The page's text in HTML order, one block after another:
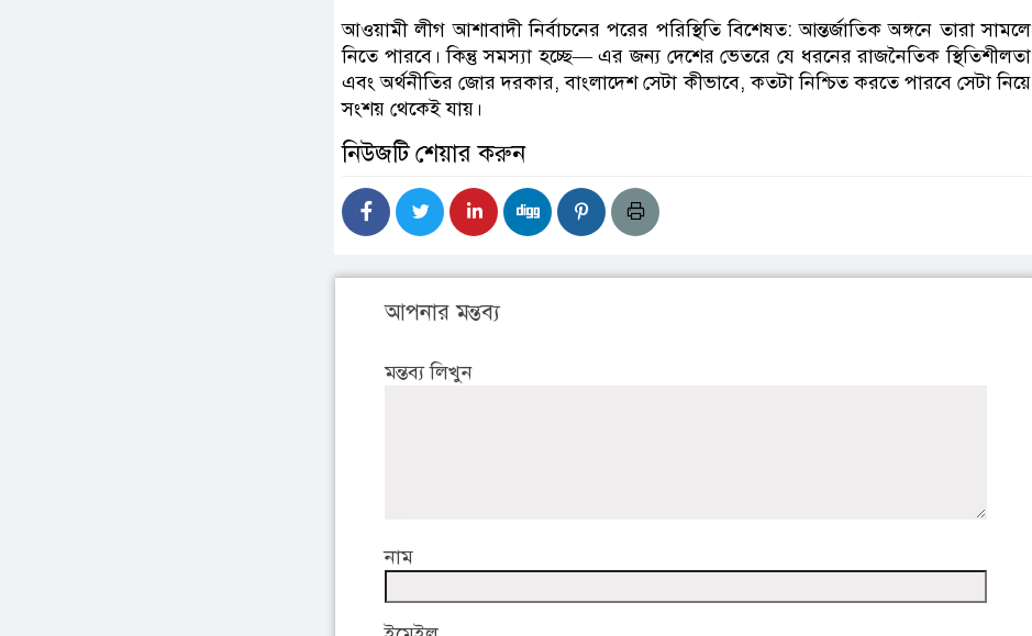
আওয়ামী লীগ আশাবাদী নির্বাচনের পরের পরিস্থিতি বিশেষত: আন্তর্জাতিক অঙ্গনে তারা সামলে
নিতে পারবে। কিন্তু সমস্যা হচ্ছে— এর জন্য দেশের ভেতরে যে ধরনের রাজনৈতিক স্থিতিশীলতা
এবং অর্থনীতির জোর দরকার, বাংলাদেশ সেটা কীভাবে, কতটা নিশ্চিত করতে পারবে সেটা নিয়ে
সংশয় থেকেই যায়।
নিউজটি শেয়ার করুন
আপনার মন্তব্য
মন্তব্য লিখুন
নাম